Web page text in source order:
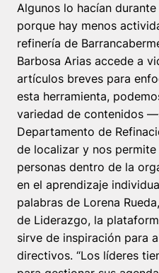
Algunos lo hacían
porque hay menos
refinería de
Barbosa Arias accede a
artículos breves para
esta herramienta,
variedad de contenidos
Departamento de
de localizar y nos
personas dentro de la
en el aprendizaje
palabras de Lorena
de Liderazgo, la
sirve de inspiración para
directivos. “Los líderes